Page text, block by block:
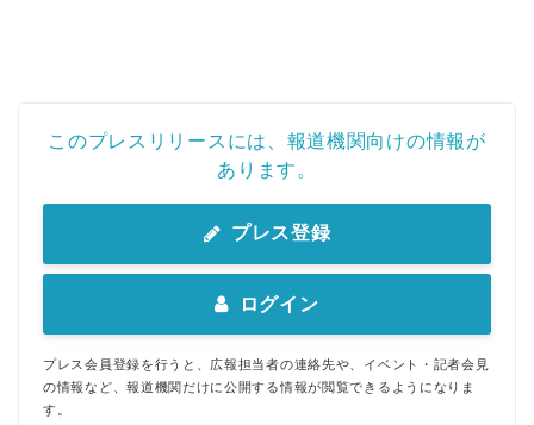
このプレスリリースには、報道機関向けの情報が
あります。
プレス登録
ログイン
プレス会員登録を行うと、広報担当者の連絡先や、イベント・記者会見
の情報など、報道機関だけに公開する情報が閲覧できるようになりま
す。